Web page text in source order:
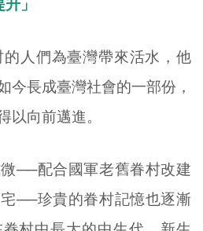
」
人們為臺灣帶來活水，他
今長成臺灣社會的一部份，
以向前邁進。
──配合國軍老舊眷村改建
──珍貴的眷村記憶也逐漸